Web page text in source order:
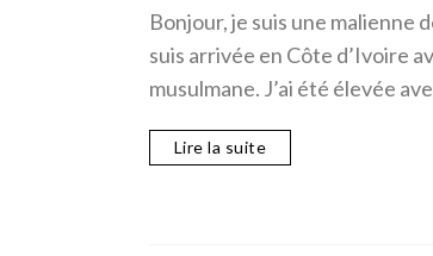
Bonjour, je suis une malienne
suis arrivée en Côte d’Ivoire
musulmane. J’ai été élevée
Lire la suite